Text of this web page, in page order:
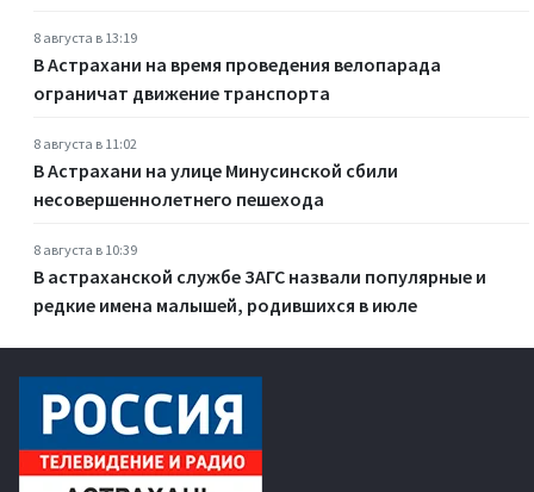
8 августа в 13:19
В Астрахани на время проведения велопарада
ограничат движение транспорта
8 августа в 11:02
В Астрахани на улице Минусинской сбили
несовершеннолетнего пешехода
8 августа в 10:39
В астраханской службе ЗАГС назвали популярные и
редкие имена малышей, родившихся в июле